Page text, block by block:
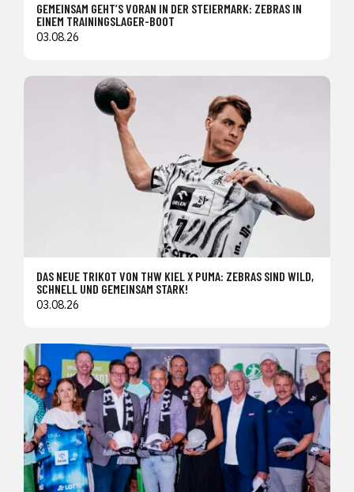
GEMEINSAM GEHT’S VORAN IN DER STEIERMARK: ZEBRAS IN
EINEM TRAININGSLAGER-BOOT
03.08.26
DAS NEUE TRIKOT VON THW KIEL X PUMA: ZEBRAS SIND WILD,
SCHNELL UND GEMEINSAM STARK!
03.08.26